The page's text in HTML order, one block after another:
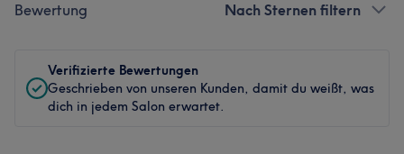
Bewertung Nach Sternen filtern
Verifizierte Bewertungen
Geschrieben von unseren Kunden, damit du weißt, was
dich in jedem Salon erwartet.